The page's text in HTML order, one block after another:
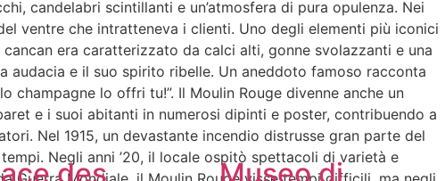
candelabri scintillanti e un’atmosfera di pura opulenza. Nei
ventre che intratteneva i clienti. Uno degli elementi più iconici
era caratterizzato da calci alti, gonne svolazzanti e una
audacia e il suo spirito ribelle. Un aneddoto famoso racconta
champagne lo offri tu!”. Il Moulin Rouge divenne anche un
e i suoi abitanti in numerosi dipinti e poster, contribuendo a
Nel 1915, un devastante incendio distrusse gran parte del
Negli anni ’20, il locale ospitò spettacoli di varietà e
des
Museo di